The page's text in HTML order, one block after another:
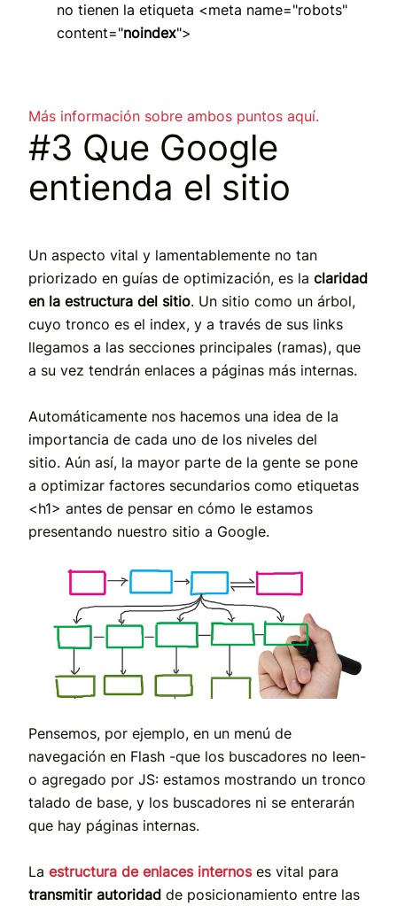
no tienen la etiqueta <meta name="robots"
content="noindex">
Más información sobre ambos puntos aquí.
#3 Que Google
entienda el sitio
Un aspecto vital y lamentablemente no tan
priorizado en guías de optimización, es la claridad
en la estructura del sitio. Un sitio como un árbol,
cuyo tronco es el index, y a través de sus links
llegamos a las secciones principales (ramas), que
a su vez tendrán enlaces a páginas más internas.
Automáticamente nos hacemos una idea de la
importancia de cada uno de los niveles del
sitio. Aún así, la mayor parte de la gente se pone
a optimizar factores secundarios como etiquetas
<h1> antes de pensar en cómo le estamos
presentando nuestro sitio a Google.
Pensemos, por ejemplo, en un menú de
navegación en Flash -que los buscadores no leen-
o agregado por JS: estamos mostrando un tronco
talado de base, y los buscadores ni se enterarán
que hay páginas internas.
La estructura de enlaces internos es vital para
transmitir autoridad de posicionamiento entre las